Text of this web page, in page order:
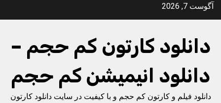
Skipآگوست 7, 2026
دانلود کارتون کم حجم –
دانلود انیمیشن کم حجم
دانلود فیلم و کارتون کم حجم و با کیفیت در سایت دانلود کارتون